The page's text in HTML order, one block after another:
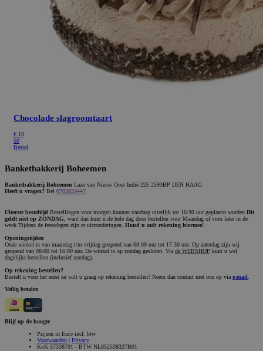
Chocolade slagroomtaart
€ 19
50
Bestel
Banketbakkerij Boheemen
Banketbakkerij Boheemen Laan van Nieuw Oost Indië 225 2593BP DEN HAAG
Heeft u vragen? Bel 0703859447
Uiterste besteltijd Bestellingen voor morgen kunnen vandaag uiterlijk tot 16:30 uur geplaatst worden. Dit
geldt niet op ZONDAG , want dan kunt u de hele dag door bestellen voor Maandag of voor later in de
week.Tijdens de feestdagen zijn er uitzonderingen. Houd u aub rekening hiermee!
Openingstijden
Onze winkel is van maandag t/m vrijdag geopend van 08:00 uur tot 17:30 uur. Op zaterdag zijn wij
geopend van 08:00 tot 16:00 uur. De winkel is op zondag gesloten. Via de WEBSHOP kunt u wel
dagelijks bestellen (inclusief zondag).
Op rekening bestellen?
Bestelt u voor het eerst en wilt u graag op rekening bestellen? Neem dan contact met ons op via e-mail
Veilig betalen
Blijf op de hoogte
Prijzen in Euro incl. btw
Voorwaarden | Privacy
KvK 57338701 - BTW NL852538327B01